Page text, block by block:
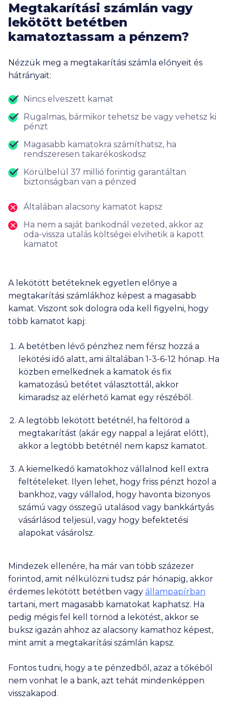
Megtakarítási számlán vagy
lekötött betétben
kamatoztassam a pénzem?
Nézzük meg a megtakarítási számla előnyeit és
hátrányait:
Nincs elveszett kamat
Rugalmas, bármikor tehetsz be vagy vehetsz ki
pénzt
Magasabb kamatokra számíthatsz, ha
rendszeresen takarékoskodsz
Körülbelül 37 millió forintig garantáltan
biztonságban van a pénzed
Általában alacsony kamatot kapsz
Ha nem a saját bankodnál vezeted, akkor az
oda-vissza utalás költségei elvihetik a kapott
kamatot
A lekötött betéteknek egyetlen előnye a
megtakarítási számlákhoz képest a magasabb
kamat. Viszont sok dologra oda kell figyelni, hogy
több kamatot kapj:
A betétben lévő pénzhez nem férsz hozzá a
lekötési idő alatt, ami általában 1-3-6-12 hónap. Ha
közben emelkednek a kamatok és fix
kamatozású betétet választottál, akkor
kimaradsz az elérhető kamat egy részéből.
A legtöbb lekötött betétnél, ha feltöröd a
megtakarítást (akár egy nappal a lejárat előtt),
akkor a legtöbb betétnél nem kapsz kamatot.
A kiemelkedő kamatokhoz vállalnod kell extra
feltételeket. Ilyen lehet, hogy friss pénzt hozol a
bankhoz, vagy vállalod, hogy havonta bizonyos
számú vagy összegű utalásod vagy bankkártyás
vásárlásod teljesül, vagy hogy befektetési
alapokat vásárolsz.
Mindezek ellenére, ha már van több százezer
forintod, amit nélkülözni tudsz pár hónapig, akkor
érdemes lekötött betétben vagy állampapírban
tartani, mert magasabb kamatokat kaphatsz. Ha
pedig mégis fel kell törnöd a lekötést, akkor se
buksz igazán ahhoz az alacsony kamathoz képest,
mint amit a megtakarítási számlán kapsz.
Fontos tudni, hogy a te pénzedből, azaz a tőkéből
nem vonhat le a bank, azt tehát mindenképpen
visszakapod.